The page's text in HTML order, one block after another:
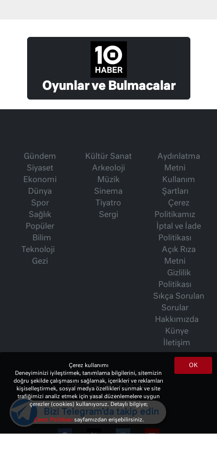
Oyunlar ve Bulmacalar
Gündem
Siyaset
Ekonomi
Dünya
Spor
Sağlık
Popüler
Bilim
Teknoloji
Gezi
Kültür Sanat
Arkeoloji
Müzik
Sinema
Tiyatro
Sergi
Aydınlatma
Metni
Kullanım
Şartları
Çerez
Politikamız
İptal ve İade
Politikası
Açık Rıza
Metni
Gizlilik
Politikası
Sıkça Sorulan
Sorular
Hakkımızda
Künye
İletişim
İsmet Berkan Yazıları
Ertuğrul Özkök Yazıları
Haftalık Gazete
OK
Çerez kullanımı
Deneyiminizi iyileştirmek, tanımlama bilgilerini, sitemizin
doğru şekilde çalışmasını sağlamak, içerikleri ve reklamları
kişiselleştirmek, sosyal medya özellikleri sunmak ve site
trafiğimizi analiz etmek için yasal düzenlemelere uygun
çerezler (cookies) kullanıyoruz. Detaylı bilgiye;
Çerez Politikasısayfamızdan erişebilirsiniz.
Bizi Telegram'da takip edin